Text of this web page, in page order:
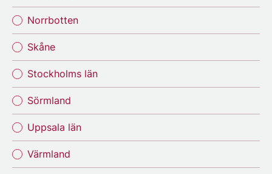
Norrbotten
Skåne
Stockholms län
Sörmland
Uppsala län
Värmland